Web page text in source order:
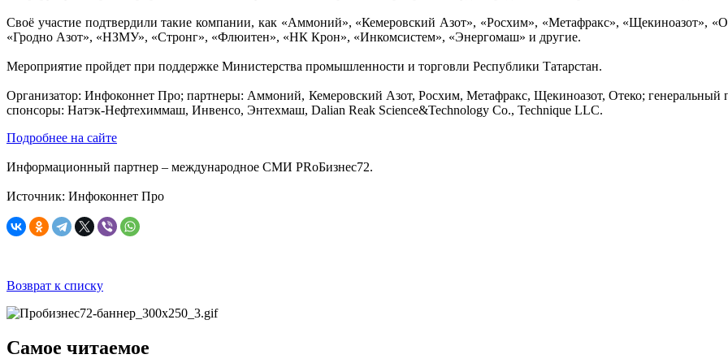
Своё участие подтвердили такие компании, как «Аммоний», «Кемеровский Азот», «Росхим», «Метафракс»,
«Гродно Азот», «НЗМУ», «Стронг», «Флюитен», «НК Крон», «Инкомсистем», «Энергомаш» и другие.
Мероприятие пройдет при поддержке Министерства промышленности и торговли Республики Татарстан.
Организатор: Инфоконнет Про; партнеры: Аммоний, Кемеровский Азот, Росхим, Метафракс, Щекиноазот, Отеко; генеральный
спонсоры: Натэк-Нефтехиммаш, Инвенсо, Энтехмаш, Dalian Reak Science&Technology Co., Technique LLC.
Подробнее на сайте
Информационный партнер – международное СМИ PRоБизнес72.
Источник: Инфоконнет Про
Возврат к списку
Самое читаемое